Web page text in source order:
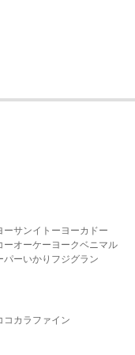
ーサンイトーヨーカドー
ーオーケー ヨークベニマル
パーいかり フジグラン
コカラファイン